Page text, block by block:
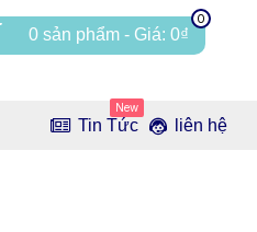
0 sản phẩm - Giá: 0₫
0
Tin Tức
New
liên hệ